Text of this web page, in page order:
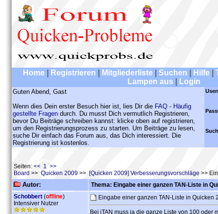
Home Registrieren Mitgliederliste Suchen Hilfe
Lampen aus
Login
Guten Abend, Gast
Wenn dies Dein erster Besuch hier ist, lies Dir die FAQ - Häufig
gestellte Fragen durch. Du musst Dich vermutlich Registrieren,
bevor Du Beiträge schreiben kannst: klicke oben auf registrieren,
um den Registrierungsprozess zu starten. Um Beiträge zu lesen,
suche Dir einfach das Forum aus, das Dich interessiert. Die
Registrierung ist kostenlos.
Seiten: << 1 >>
Board >> Quicken 2009 >> [Quicken 2009] Verbesserungsvorschläge >>
Autor:
Thema: Eingabe einer ganzen TAN-Liste in
Schobbert (offline)
Intensiver Nutzer
Eingabe einer ganzen TAN-Liste in Quicken
Bei iTAN muss ja die ganze Liste von 100 oder